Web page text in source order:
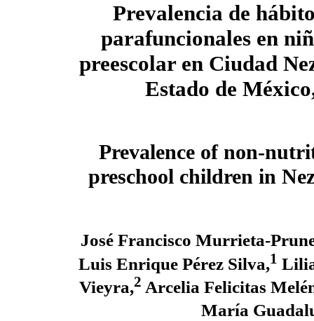
Prevalencia de
parafuncionales en
preescolar en Ciudad
Estado de
Prevalence of non-
preschool children in
José Francisco Murrieta-
Luis Enrique Pérez Silva,1
Vieyra,2 Arcelia Felicitas
María